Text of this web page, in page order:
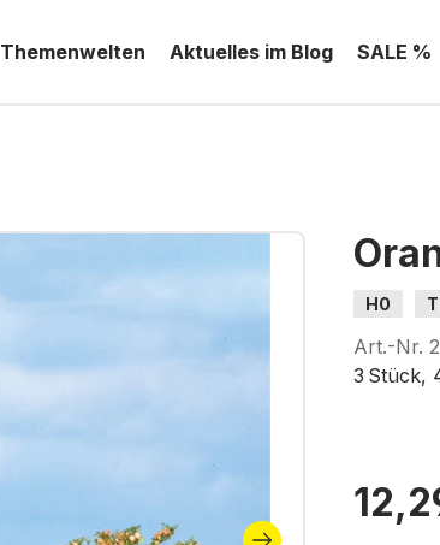
Themenwelten Aktuelles im Blog SALE %
H0
Art.-Nr.
3 Stück,